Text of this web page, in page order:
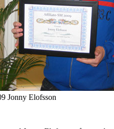
Jonny Elofsson